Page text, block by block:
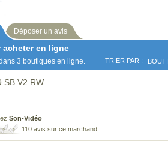
Déposer un avis
acheter en ligne
3 boutiques en ligne. TRIER PAR :
SB V2 RW
Son-Vidéo
110 avis sur ce marchand